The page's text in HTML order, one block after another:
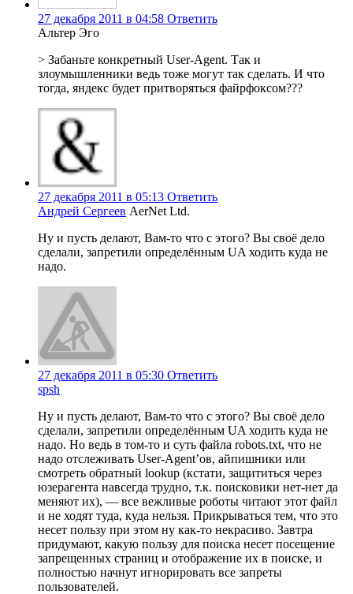
27 декабря 2011 в 04:58 Ответить
Альтер Эго
> Забаньте конкретный User-Agent. Так и
злоумышленники ведь тоже могут так сделать. И что
тогда, яндекс будет притворяться файрфоксом???
27 декабря 2011 в 05:13 Ответить
Андрей Сергеев AerNet Ltd.
Ну и пусть делают, Вам-то что с этого? Вы своё дело
сделали, запретили определённым UA ходить куда не
надо.
27 декабря 2011 в 05:30 Ответить
spsh
Ну и пусть делают, Вам-то что с этого? Вы своё дело
сделали, запретили определённым UA ходить куда не
надо. Но ведь в том-то и суть файла robots.txt, что не
надо отслеживать User-Agent’ов, айпишники или
смотреть обратный lookup (кстати, защититься через
юзерагента навсегда трудно, т.к. поисковики нет-нет да
меняют их), — все вежливые роботы читают этот файл
и не ходят туда, куда нельзя. Прикрываться тем, что это
несет пользу при этом ну как-то некрасиво. Завтра
придумают, какую пользу для поиска несет посещение
запрещенных страниц и отображение их в поиске, и
полностью начнут игнорировать все запреты
пользователей.